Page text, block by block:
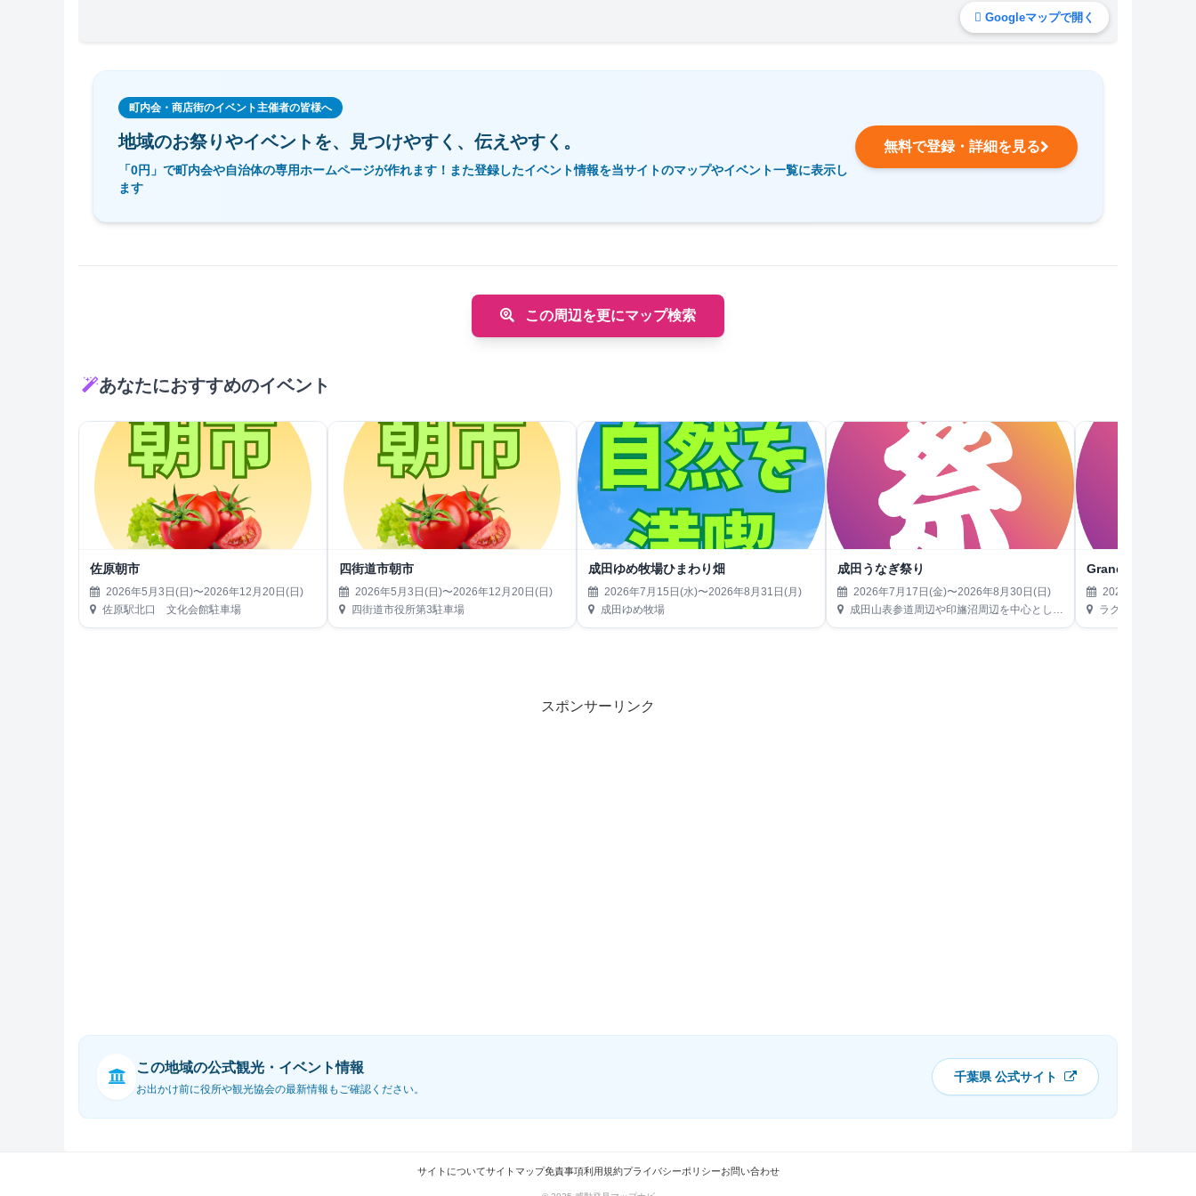
Googleマップで開く
町内会・商店街のイベント主催者の皆様へ
地域のお祭りやイベントを、 見つけやすく、伝えやすく。
「0円」で町内会や自治体の専用ホームページが作れます！また登録したイベント情報を当サイトのマップやイベント一覧に表示し
ます
無料で登録・詳細を見る
この周辺を更にマップ検索
あなたにおすすめのイベント
佐原朝市
2026年5月3日(日)〜2026年12月20日(日)
佐原駅北口 文化会館駐車場
四街道市朝市
2026年5月3日(日)〜2026年12月20日(日)
四街道市役所第3駐車場
成田ゆめ牧場ひまわり畑
2026年7月15日(水)〜2026年8月31日(月)
成田ゆめ牧場
成田うなぎ祭り
2026年7月17日(金)〜2026年8月30日(日)
成田山表参道周辺や印旛沼周辺を中心とした、成田市内外の参加店店舗
Grandvaux Bon
2026年7月19日(
ラク・レマンプール プールサイ
スポンサーリンク
この地域の公式観光・イベント情報
お出かけ前に役所や観光協会の最新情報もご確認ください。
千葉県 公式サイト
サイトについてサイトマップ免責事項利用規約プライバシーポリシーお問い合わせ